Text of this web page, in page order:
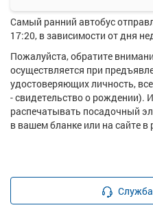
Самый ранний автобус
17:20, в зависимости от дня
Пожалуйста, обратите
осуществляется при
удостоверяющих личность,
- свидетельство о рождении).
распечатывать посадочный
в вашем бланке или на сайте